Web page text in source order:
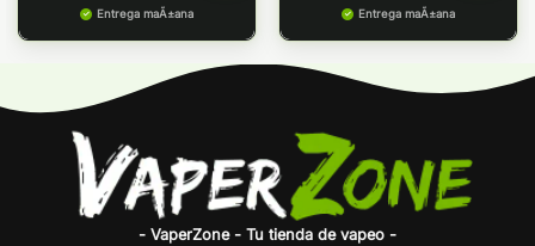
Entrega maÃ±ana Entrega maÃ±ana
- VaperZone - Tu tienda de vapeo -